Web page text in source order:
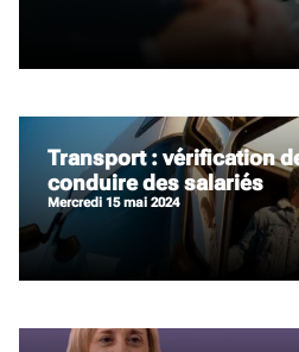
Transport : vérification
conduire des salariés
mercredi 15 mai 2024